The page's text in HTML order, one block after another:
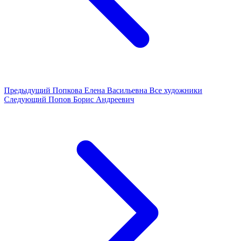
Предыдущий Попкова Елена Васильевна Все художники
Следующий Попов Борис Андреевич